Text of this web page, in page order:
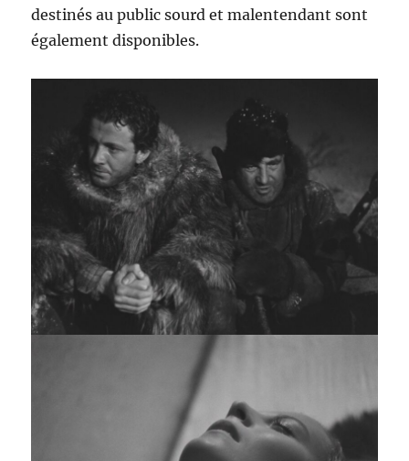
destinés au public sourd et malentendant sont
également disponibles.